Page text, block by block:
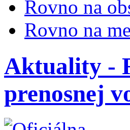
Rovno na
Rovno na
Aktuality -
prenosnej